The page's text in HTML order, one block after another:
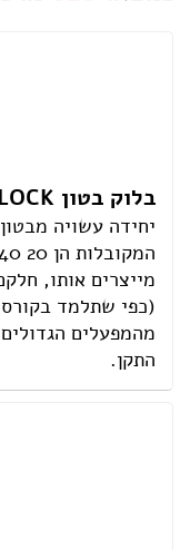
בלוק בטון CONCRETE BLOCK
יחידה עשויה
מייצרים אותו,
(כפי שתלמד
מהמפעלים
התקן.